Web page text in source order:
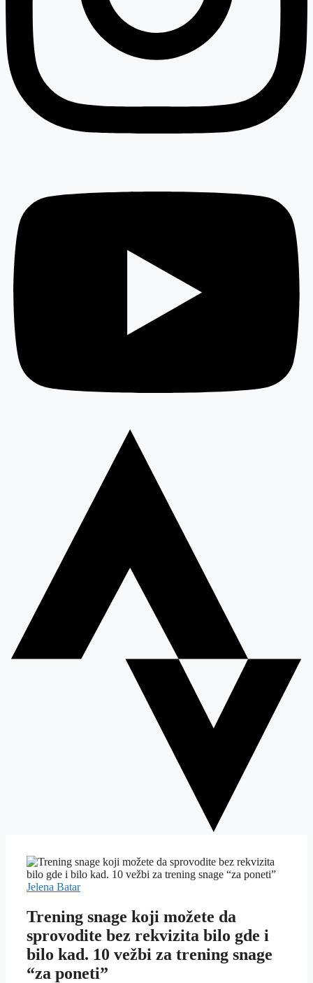
Jelena Batar
Trening snage koji možete da
sprovodite bez rekvizita bilo gde i
bilo kad. 10 vežbi za trening snage
“za poneti”